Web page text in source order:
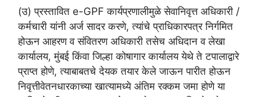
(उ) प्रस्तावित e-GPF कार्यप्रणालीमुळे सेवानिवृत्त अधिकारी /
कर्मचारी यांनी अर्ज सादर करणे, त्यांचे प्राधिकारपत्र निर्गमित
होऊन आहरण व संवितरण अधिकारी तसेच अधिदान व लेखा
कार्यालय, मुंबई किंवा जिल्हा कोषागार कार्यालय येथे ते टपालाद्वारे
प्राप्त होणे, त्याबाबतचे देयक तयार केले जाऊन पारीत होऊन
निवृत्तीवेतनधारकाच्या खात्यामध्ये अंतिम रक्कम जमा होणे या